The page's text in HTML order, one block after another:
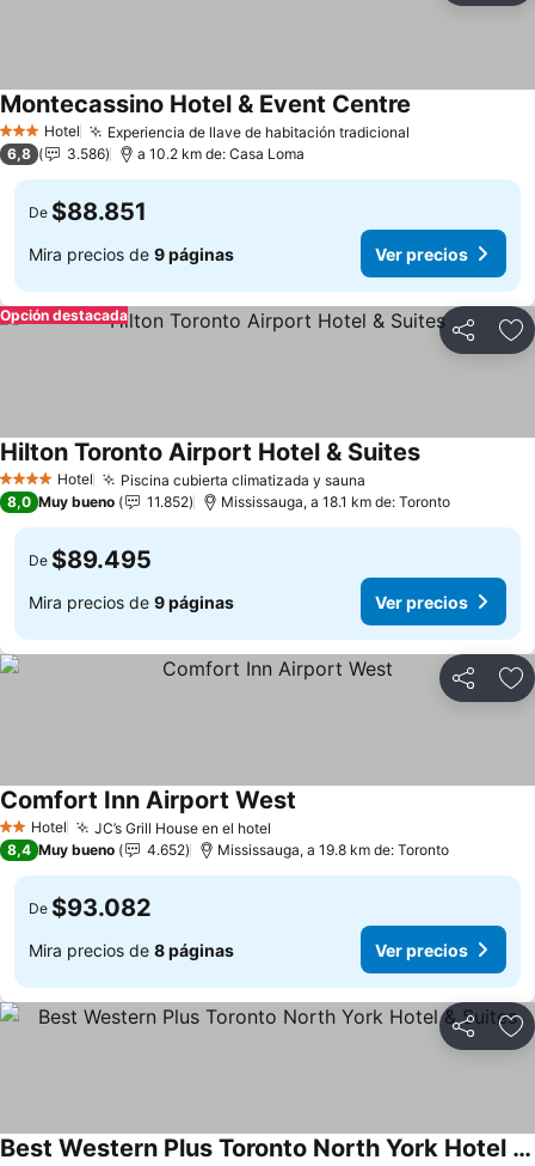
3 Estrellas
Hotel Experiencia de llave de habitación tradicional
Montecassino Hotel & Event Centre
6,8 3.586 a 10.2 km de: Casa Loma
De $88.851
Mira precios de 9 páginas Ver precios
Compartir
Opción destacada
4 EstrellasHotel Piscina cubierta climatizada y sauna
Hilton Toronto Airport Hotel & SuitesVer precios
8,0 Muy bueno 11.852 Mississauga, a 18.1 km de: Toronto
De $89.495
Mira precios de 9 páginas Ver precios
Compartir
2 Estrellas
Hotel JC’s Grill House en el hotel
Comfort Inn Airport West
8,4 Muy bueno 4.652 Mississauga, a 19.8 km de: Toronto
De $93.082
Mira precios de 8 páginas Ver precios
Compartir
Best Western Plus Toronto North York Hotel & Suites